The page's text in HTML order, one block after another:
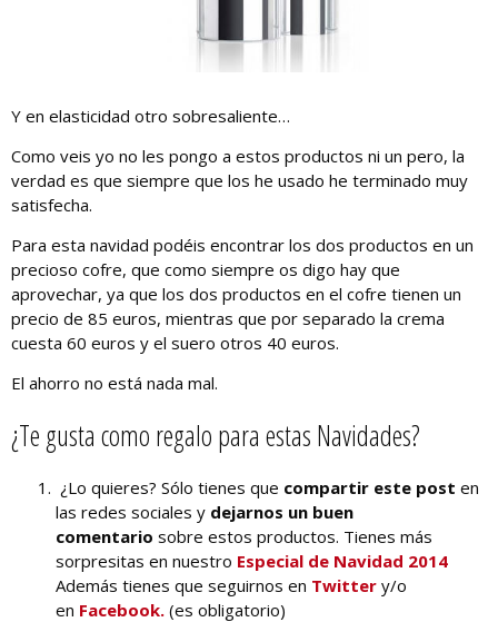
Y en elasticidad otro sobresaliente…
Como veis yo no les pongo a estos productos ni un pero, la
verdad es que siempre que los he usado he terminado muy
satisfecha.
Para esta navidad podéis encontrar los dos productos en un
precioso cofre, que como siempre os digo hay que
aprovechar, ya que los dos productos en el cofre tienen un
precio de 85 euros, mientras que por separado la crema
cuesta 60 euros y el suero otros 40 euros.
El ahorro no está nada mal.
¿Te gusta como regalo para estas Navidades?
¿Lo quieres? Sólo tienes que compartir este post en
las redes sociales y dejarnos un buen
comentario sobre estos productos. Tienes más
sorpresitas en nuestro Especial de Navidad 2014
Además tienes que seguirnos en Twitter y/o
en Facebook. (es obligatorio)